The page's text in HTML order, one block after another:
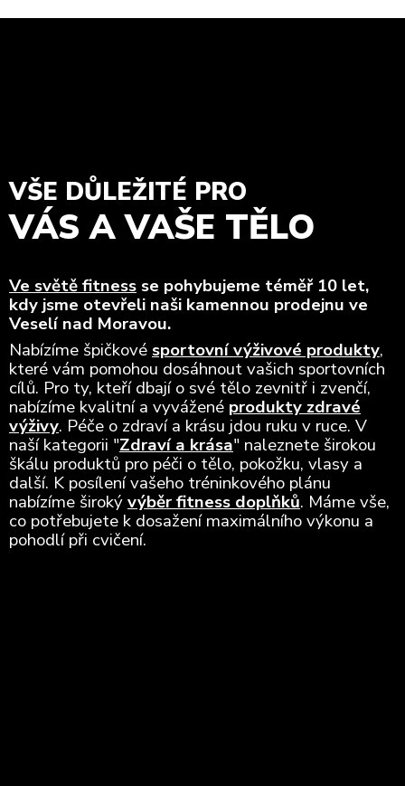
VŠE DŮLEŽITÉ PRO
VÁS A VAŠE TĚLO
Ve světě fitness se pohybujeme téměř 10 let,
kdy jsme otevřeli naši kamennou prodejnu ve
Veselí nad Moravou.
Nabízíme špičkovésportovní výživové produkty,
které vám pomohou dosáhnout vašich sportovních
cílů. Pro ty, kteří dbají o své tělo zevnitř i zvenčí,
nabízíme kvalitní a vyvážené produkty zdravé
výživy. Péče o zdraví a krásu jdou ruku v ruce. V
naší kategorii "Zdraví a krása" naleznete širokou
škálu produktů pro péči o tělo, pokožku, vlasy a
další. K posílení vašeho tréninkového plánu
nabízíme širokývýběr fitness doplňků. Máme vše,
co potřebujete k dosažení maximálního výkonu a
pohodlí při cvičení.